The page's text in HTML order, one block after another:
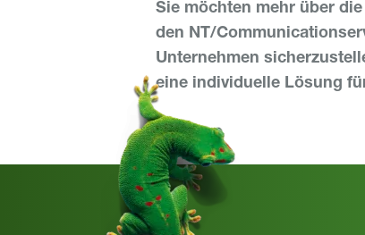
Sie möchten mehr über
den NT/
Unternehmen
eine individuelle Lösung